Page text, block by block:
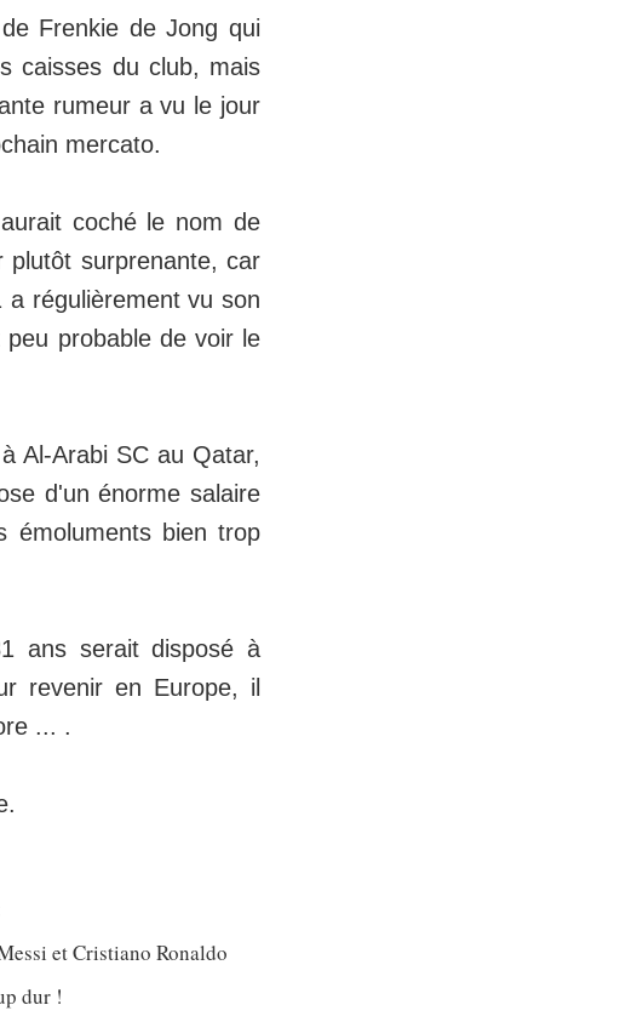
Frenkie de Jong qui
caisses du club, mais
rumeur a vu le jour
mercato.
coché le nom de
plutôt surprenante, car
régulièrement vu son
probable de voir le
Al-Arabi SC au Qatar,
d'un énorme salaire
émoluments bien trop
ans serait disposé à
revenir en Europe, il
... .
et Cristiano Ronaldo
dur !